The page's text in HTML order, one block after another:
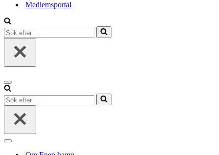
Medlemsportal
Sök
efter
Navigeringsmeny
Sök
efter
Navigeringsmeny